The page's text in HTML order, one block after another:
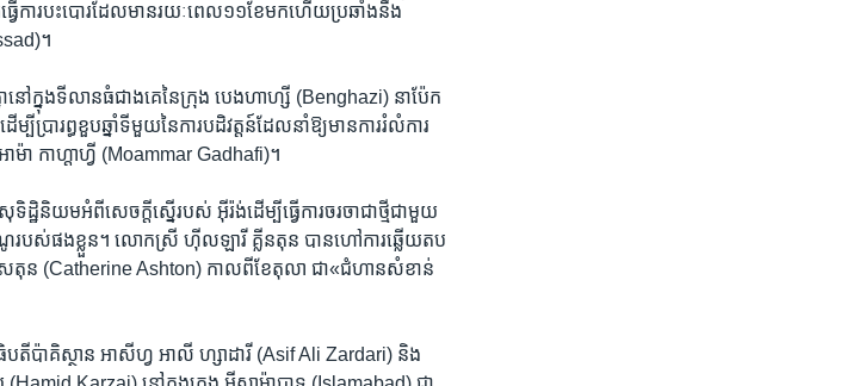
ើការ​បះបោរ​ដែល​មាន​រយៈពេល​១១​ខែ​មក​ហើយ​ប្រឆាំង​នឹង​
។​
ា​នៅ​ក្នុង​ទីលាន​ធំ​ជាង​គេ​នៃ​ក្រុង​ បេងហាហ្សី (Benghazi) នា​ប៉ែក​
រារព្ធ​ខួប​ឆ្នាំ​ទី​មួយ​នៃ​ការ​បដិវត្តន៍​ដែល​នាំ​ឱ្យ​មាន​ការ​រំលំ​ការ​
ម៉ា កាហ្តាហ្វី (Moammar Gadhafi)។
ឋិនិយម​អំពី​សេចក្តី​ស្នើ​របស់​ អ៊ីរ៉ង់​ដើម្បី​ធ្វើការ​ចរចា​ជា​ថ្មី​ជាមួយ​
បស់​ផង​ខ្លួន។ លោក​សី្រ ហ៊ីលឡារី គ្លីនតុន ​បានហៅ​ការ​ឆ្លើយ​តប​
ន (Catherine Ashton) កាល​ពី​ខែ​តុលា ​ជា​«ជំហាន​សំខាន់​
បតី​ប៉ាគិស្ថាន ​អាសីហ្វ អាលី ហ្សាដារី (Asif Ali Zardari) និង​